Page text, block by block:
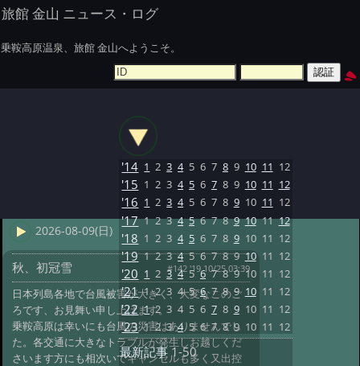
旅館 金山 ニュース・ログ
乗鞍高原温泉、旅館 金山へようこそ。
2026-08-09(日)
秋、初冠雪 #142 '19 10/25 03:39
日本列島各地で台風被害が大きく、大変なこのご
ろです、お見舞い申し上げます。
乗鞍高原は幸いにも台風の災害はありませんでし
た。各交通に大きなトラブルが発生しお越しくだ
さいます方にも相次いでキャンセルも多く又出控
'14 1 2 3 4 5 6 7 8 9 10 11 12
'15 1 2 3 4 5 6 7 8 9 10 11 12
'16 1 2 3 4 5 6 7 8 9 10 11 12
'17 1 2 3 4 5 6 7 8 9 10 11 12
'18 1 2 3 4 5 6 7 8 9 10 11 12
'19 1 2 3 4 5 6 7 8 9 10 11 12
'20 1 2 3 4 5 6 7 8 9 10 11 12
'21 1 2 3 4 5 6 7 8 9 10 11 12
'22 1 2 3 4 5 6 7 8 9 10 11 12
'23 1 2 3 4 5 6 7 8 9 10 11 12
最新記事1-50